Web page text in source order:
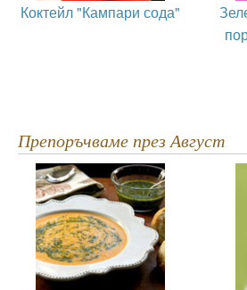
Коктейл "Кампари сода"
Препоръчваме през Август